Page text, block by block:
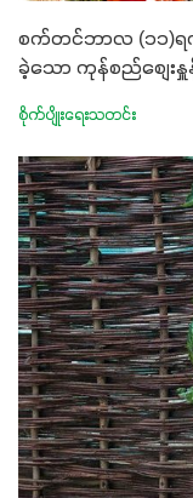
စက်တင်ဘာလ (၁၁)ရက်
ခဲ့သော ကုန်စည်စျေးနှူန်
စိုက်ပျိုးရေးသတင်း